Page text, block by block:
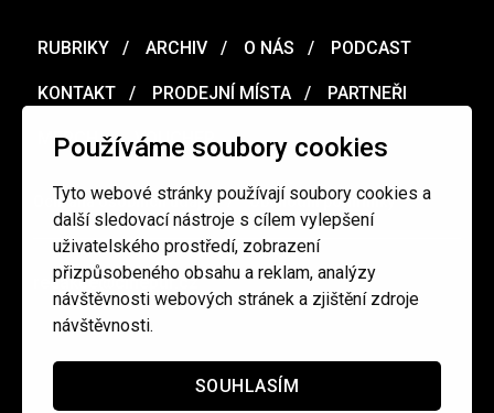
Používáme soubory cookies
Tyto webové stránky používají soubory cookies a
další sledovací nástroje s cílem vylepšení
uživatelského prostředí, zobrazení
přizpůsobeného obsahu a reklam, analýzy
návštěvnosti webových stránek a zjištění zdroje
návštěvnosti.
SOUHLASÍM
RUBRIKY ARCHIV O NÁS PODCAST
KONTAKT PRODEJNÍ MÍSTA PARTNEŘI
MERCH VOUCHER
Ochrana osobních údajů / Obchodní podmínky
redakce@cinepur.cz